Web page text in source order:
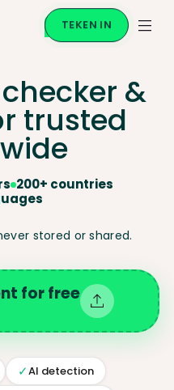
TEKEN IN
&
trusted
200+ countries
stored or shared.
for free
✓AI detection